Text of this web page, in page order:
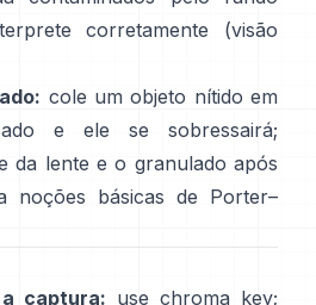
corretamente
(visão
cole um objeto nítido em
e ele se sobressairá;
da lente e o granulado após
noções básicas de Porter–
captura: use chroma key;